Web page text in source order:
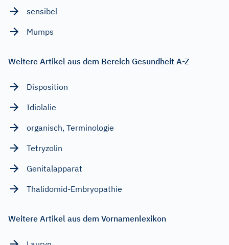
sensibel
Mumps
Weitere Artikel aus dem Bereich Gesundheit A-Z
Disposition
Idiolalie
organisch, Terminologie
Tetryzolin
Genitalapparat
Thalidomid-Embryopathie
Weitere Artikel aus dem Vornamenlexikon